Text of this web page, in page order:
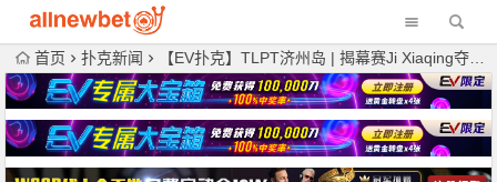
首页 扑克新闻 【EV扑克】TLPT济州岛 | 揭幕赛Ji Xiaqing夺冠，巡游赛主赛505人次参赛，60人晋级Day2